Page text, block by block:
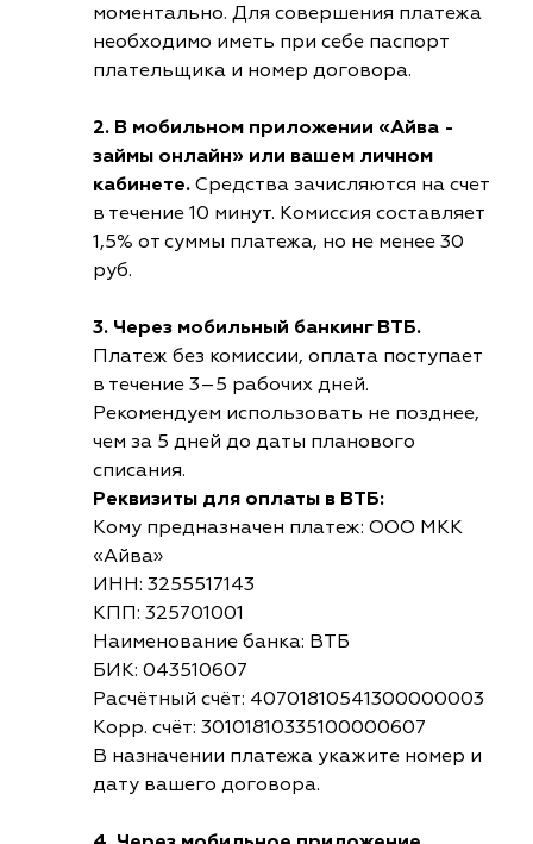
моментально. Для совершения платежа
необходимо иметь при себе паспорт
плательщика и номер договора.
2. В мобильном приложении «Айва -
займы онлайн» или вашем личном
кабинете. Средства зачисляются на счет
в течение 10 минут. Комиссия составляет
1,5% от суммы платежа, но не менее 30
руб.
3. Через мобильный банкинг ВТБ.
Платеж без комиссии, оплата поступает
в течение 3–5 рабочих дней.
Рекомендуем использовать не позднее,
чем за 5 дней до даты планового
списания.
Реквизиты для оплаты в ВТБ:
Кому предназначен платеж: ООО МКК
«Айва»
ИНН: 3255517143
КПП: 325701001
Наименование банка: ВТБ
БИК: 043510607
Расчётный счёт: 40701810541300000003
Корр. счёт: 30101810335100000607
В назначении платежа укажите номер и
дату вашего договора.